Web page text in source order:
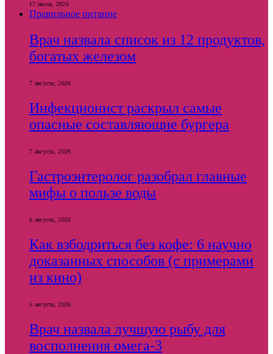
17 июля, 2026
Правильное питание
Врач назвала список из 12 продуктов,
богатых железом
7 августа, 2026
Инфекционист раскрыл самые
опасные составляющие бургера
7 августа, 2026
Гастроэнтеролог разобрал главные
мифы о пользе воды
6 августа, 2026
Как взбодриться без кофе: 6 научно
доказанных способов (с примерами
из кино)
5 августа, 2026
Врач назвала лучшую рыбу для
восполнения омега-3